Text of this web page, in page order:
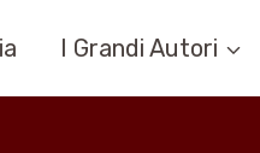
I Grandi Autori